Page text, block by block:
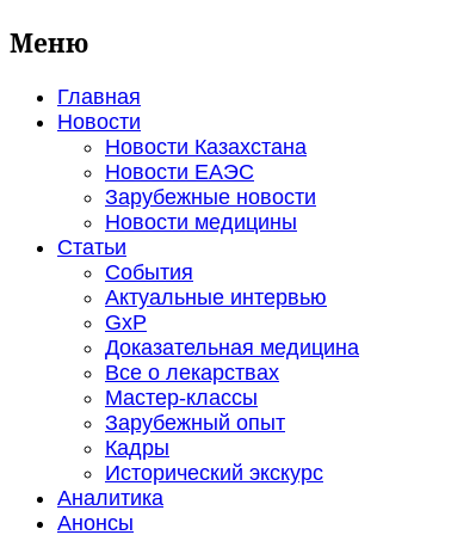
Меню
Главная
Новости
Новости Казахстана
Новости ЕАЭС
Зарубежные новости
Новости медицины
Статьи
События
Актуальные интервью
GxP
Доказательная медицина
Все о лекарствах
Мастер-классы
Зарубежный опыт
Кадры
Исторический экскурс
Аналитика
Анонсы